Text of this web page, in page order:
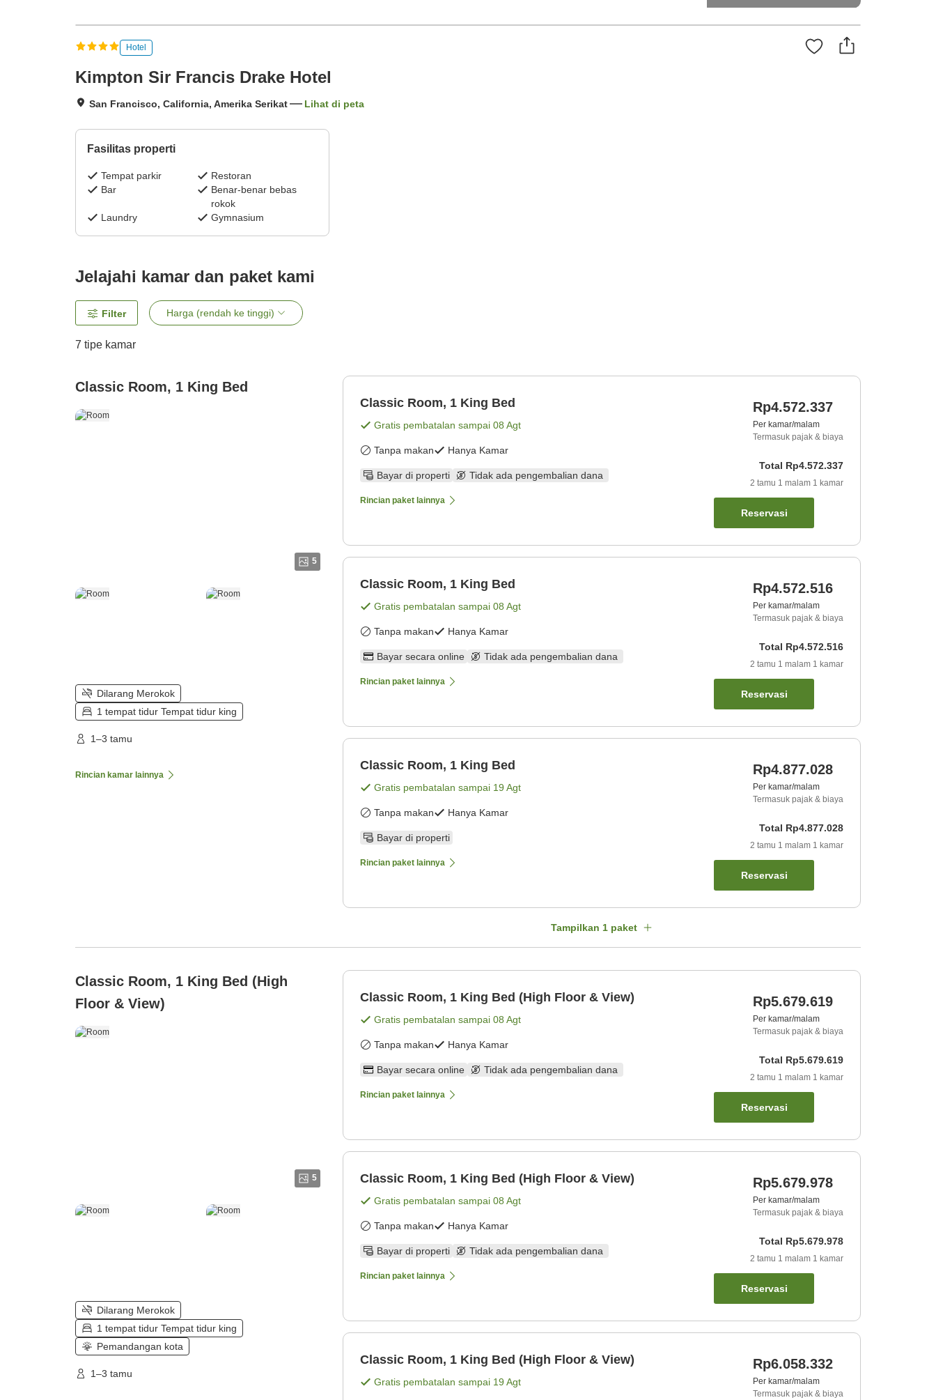
Hotel
Kimpton Sir Francis Drake Hotel
San Francisco, California, Amerika Serikat Lihat di peta
Fasilitas properti
Tempat parkir
Restoran
Bar
Benar-benar bebas
rokok
Laundry
Gymnasium
Jelajahi kamar dan paket kami
Filter Harga (rendah ke tinggi)
7 tipe kamar
Classic Room, 1 King Bed
5
Dilarang Merokok
1 tempat tidur Tempat tidur king
1–3 tamu
Rincian kamar lainnya
Classic Room, 1 King Bed
Gratis pembatalan sampai 08 Agt
Tanpa makan Hanya Kamar
Bayar di properti Tidak ada pengembalian dana
Rincian paket lainnya
Rp4.572.337
Per kamar/malam
Termasuk pajak & biaya
Total Rp4.572.337
2 tamu 1 malam 1 kamar
Reservasi
Classic Room, 1 King Bed
Gratis pembatalan sampai 08 Agt
Tanpa makan Hanya Kamar
Bayar secara online Tidak ada pengembalian dana
Rincian paket lainnya
Rp4.572.516
Per kamar/malam
Termasuk pajak & biaya
Total Rp4.572.516
2 tamu 1 malam 1 kamar
Reservasi
Classic Room, 1 King Bed
Gratis pembatalan sampai 19 Agt
Tanpa makan Hanya Kamar
Bayar di properti
Rincian paket lainnya
Rp4.877.028
Per kamar/malam
Termasuk pajak & biaya
Total Rp4.877.028
2 tamu 1 malam 1 kamar
Reservasi
Tampilkan 1 paket
Classic Room, 1 King Bed (High
Floor & View)
5
Dilarang Merokok
1 tempat tidur Tempat tidur king
Pemandangan kota
1–3 tamu
Classic Room, 1 King Bed (High Floor & View)
Gratis pembatalan sampai 08 Agt
Tanpa makan Hanya Kamar
Bayar secara online Tidak ada pengembalian dana
Rincian paket lainnya
Rp5.679.619
Per kamar/malam
Termasuk pajak & biaya
Total Rp5.679.619
2 tamu 1 malam 1 kamar
Reservasi
Classic Room, 1 King Bed (High Floor & View)
Gratis pembatalan sampai 08 Agt
Tanpa makan Hanya Kamar
Bayar di properti Tidak ada pengembalian dana
Rincian paket lainnya
Rp5.679.978
Per kamar/malam
Termasuk pajak & biaya
Total Rp5.679.978
2 tamu 1 malam 1 kamar
Reservasi
Classic Room, 1 King Bed (High Floor & View)
Gratis pembatalan sampai 19 Agt
Rp6.058.332
Per kamar/malam
Termasuk pajak & biaya